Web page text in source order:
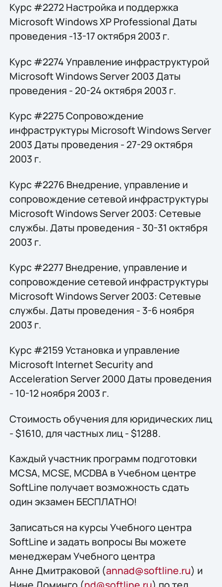
Курс #2272 Настройка и поддержка
Microsoft Windows XP Professional Даты
проведения -13-17 октября 2003 г.
Курс #2274 Управление инфраструктурой
Microsoft Windows Server 2003 Даты
проведения - 20-24 октября 2003 г.
Курс #2275 Сопровождение
инфраструктуры Microsoft Windows Server
2003 Даты проведения - 27-29 октября
2003 г.
Курс #2276 Внедрение, управление и
сопровождение сетевой инфраструктуры
Microsoft Windows Server 2003: Сетевые
службы. Даты проведения - 30-31 октября
2003 г.
Курс #2277 Внедрение, управление и
сопровождение сетевой инфраструктуры
Microsoft Windows Server 2003: Сетевые
службы. Даты проведения - 3-6 ноября
2003 г.
Курс #2159 Установка и управление
Microsoft Internet Security and
Acceleration Server 2000 Даты проведения
- 10-12 ноября 2003 г.
Стоимость обучения для юридических лиц
- $1610, для частных лиц - $1288.
Каждый участник программ подготовки
MCSA, MCSE, MCDBA в Учебном центре
SoftLine получает возможность сдать
один экзамен БЕСПЛАТНО!
Записаться на курсы Учебного центра
SoftLine и задать вопросы Вы можете
менеджерам Учебного центра
Анне Дмитраковой (annad@softline.ru) и